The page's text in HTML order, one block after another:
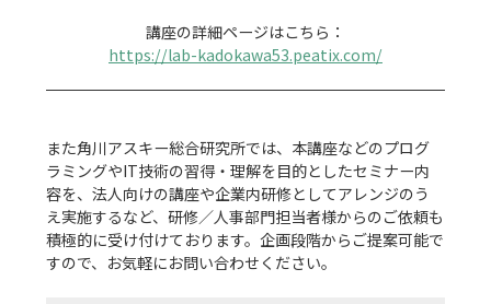
https://lab-kadokawa53.peatix.com/
また角川アスキー総合研究所では、本講座などのプログ
ラミングやIT技術の習得・理解を目的としたセミナー内
容を、法人向けの講座や企業内研修としてアレンジのう
え実施するなど、研修／人事部門担当者様からのご依頼も
積極的に受け付けております。企画段階からご提案可能で
すので、お気軽にお問い合わせください。